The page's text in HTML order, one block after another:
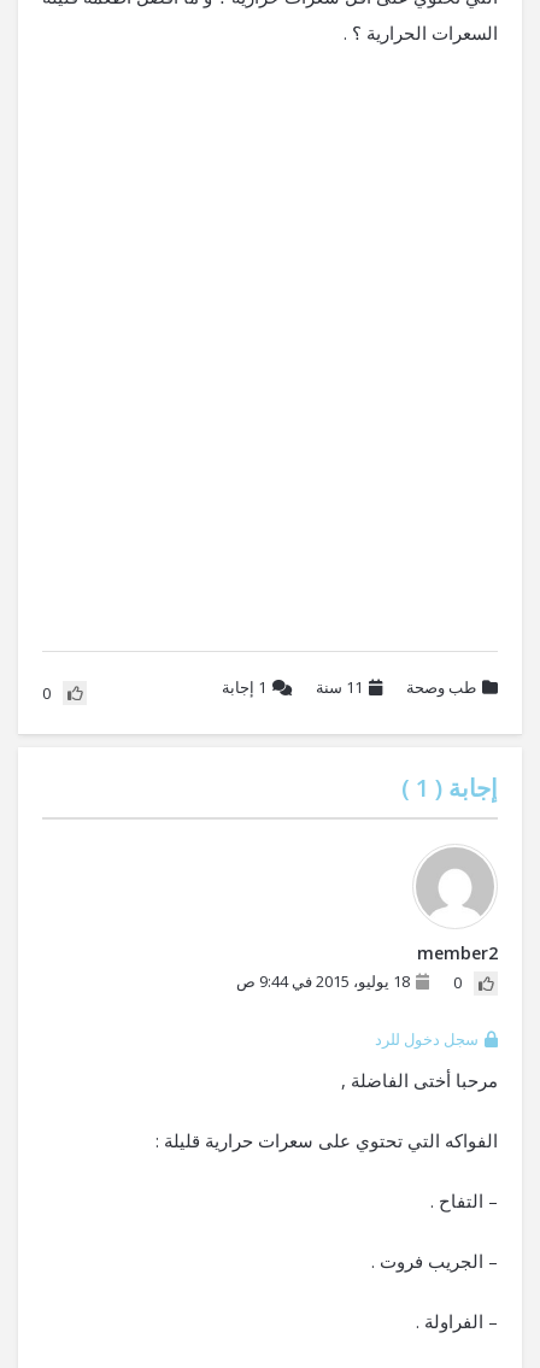
السعرات الحرارية ؟ .
طب وصحة 11 سنة 1 إجابة 0
إجابة ( 1
)
member2
0 18 يوليو، 2015 في 9:44 ص
سجل دخول للرد
مرحبا أختى الفاضلة ,
الفواكه التي تحتوي على سعرات حرارية قليلة :
– التفاح .
– الجريب فروت .
– الفراولة .